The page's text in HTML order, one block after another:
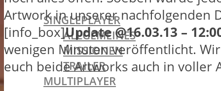
BATTLEFIELD 1
SINGLEPLAYER
ALLGEMEINES
MISSIONEN
TRAILER
MULTIPLAYER
Artwork in unserer nachfolgenden
[info_box]Update @16.03.13 –
wenigen Minuten veröffentlicht.
euch beide Artworks auch in voller